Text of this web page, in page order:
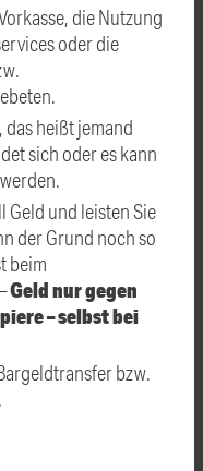
die Nutzung
oder die
heißt jemand
sich oder es kann
Geld und leisten Sie
der Grund noch so
beim
Geld nur gegen
– selbst bei
bzw.